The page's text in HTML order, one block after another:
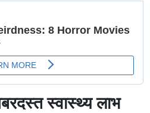
स्वास्थ्य लाभ